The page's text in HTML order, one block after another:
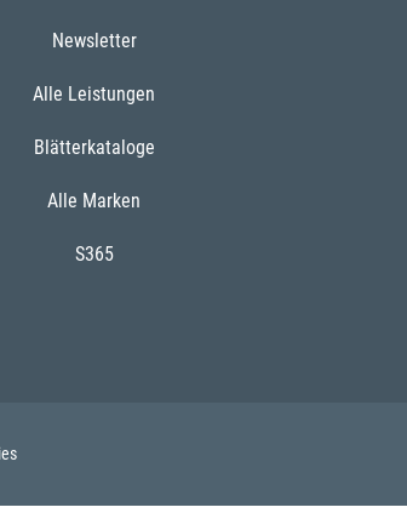
Newsletter
Alle Leistungen
Blätterkataloge
Alle Marken
S365